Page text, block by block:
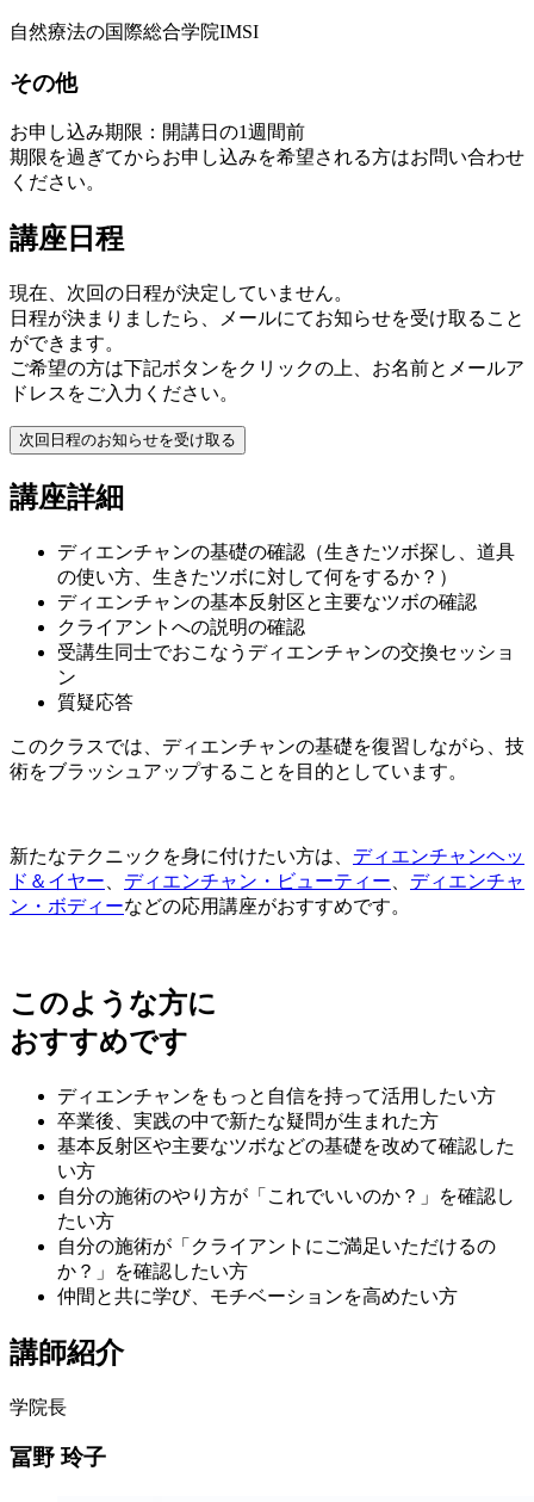
自然療法の国際総合学院IMSI
その他
お申し込み期限：開講日の1週間前
期限を過ぎてからお申し込みを希望される方はお問い合わせ
ください。
講座日程
現在、次回の日程が決定していません。
日程が決まりましたら、メールにてお知らせを受け取ること
ができます。
ご希望の方は下記ボタンをクリックの上、お名前とメールア
ドレスをご入力ください。
次回日程のお知らせを受け取る
講座詳細
ディエンチャンの基礎の確認（生きたツボ探し、道具
の使い方、生きたツボに対して何をするか？）
ディエンチャンの基本反射区と主要なツボの確認
クライアントへの説明の確認
受講生同士でおこなうディエンチャンの交換セッショ
ン
質疑応答
このクラスでは、ディエンチャンの基礎を復習しながら、技
術をブラッシュアップすることを目的としています。
新たなテクニックを身に付けたい方は、 ディエンチャンヘッ
ド＆イヤー
ディエンチャン・ビューティー
ディエンチャ
ン・ボディーなどの応用講座がおすすめです。
このような方に
おすすめです
ディエンチャンをもっと自信を持って活用したい方
卒業後、実践の中で新たな疑問が生まれた方
基本反射区や主要なツボなどの基礎を改めて確認した
い方
自分の施術のやり方が「これでいいのか？」を確認し
たい方
自分の施術が「クライアントにご満足いただけるの
か？」を確認したい方
仲間と共に学び、モチベーションを高めたい方
講師紹介
学院長
冨野 玲子